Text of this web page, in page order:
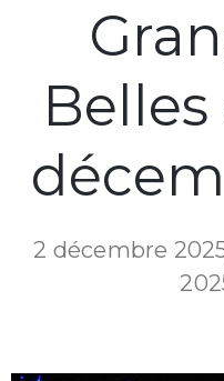
2 décembre